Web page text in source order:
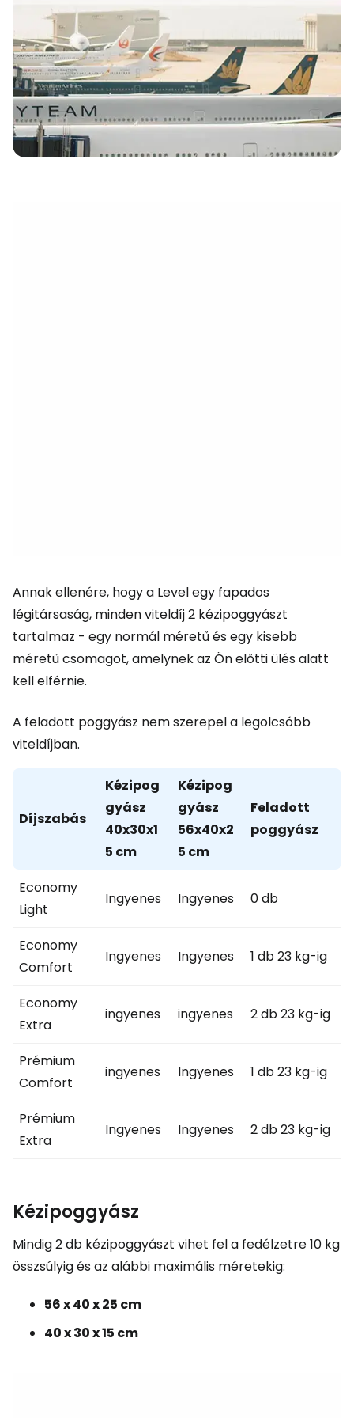
Annak ellenére, hogy a Level egy fapados
légitársaság, minden viteldíj 2 kézipoggyászt
tartalmaz - egy normál méretű és egy kisebb
méretű csomagot, amelynek az Ön előtti ülés alatt
kell elférnie.
A feladott poggyász nem szerepel a legolcsóbb
viteldíjban.
Díjszabás
Kézipog
gyász
40x30x1
5 cm
Kézipog
gyász
56x40x2
5 cm
Feladott
poggyász
Economy
Light
Ingyenes Ingyenes 0 db
Economy
Comfort
Ingyenes Ingyenes 1 db 23 kg-ig
Economy
Extra
ingyenes ingyenes 2 db 23 kg-ig
Prémium
Comfort
ingyenes Ingyenes 1 db 23 kg-ig
Prémium
Extra
Ingyenes Ingyenes 2 db 23 kg-ig
Kézipoggyász
Mindig 2 db kézipoggyászt vihet fel a fedélzetre 10 kg
összsúlyig és az alábbi maximális méretekig:
56 x 40 x 25 cm
40 x 30 x 15 cm